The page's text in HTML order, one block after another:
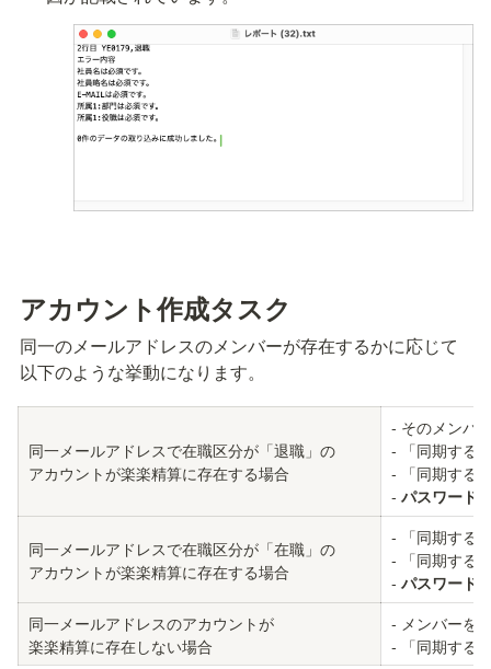
アカウント作成タスク
同一のメールアドレスのメンバーが存在するかに応じて
以下のような挙動になります。
同一メールアドレスで在職区分が「退職」の
アカウントが楽楽精算に存在する場合
- そのメンバ
- 「同期する
- 「同期する
- パスワード
同一メールアドレスで在職区分が「在職」の
アカウントが楽楽精算に存在する場合
- 「同期する
- 「同期する
- パスワード
同一メールアドレスのアカウントが
楽楽精算に存在しない場合
- メンバーを
- 「同期する